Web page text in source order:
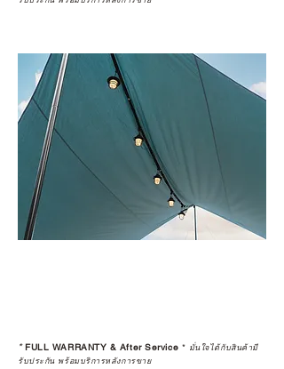
*FULL WARRANTY & After Service * มั่นใจได้กับสินค้ามี
รับประกัน พร้อมบริการหลังการขาย